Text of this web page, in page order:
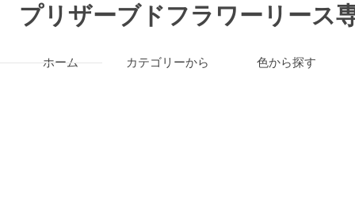
プリザーブドフラワーリース
ホーム カテゴリーから 色から探す